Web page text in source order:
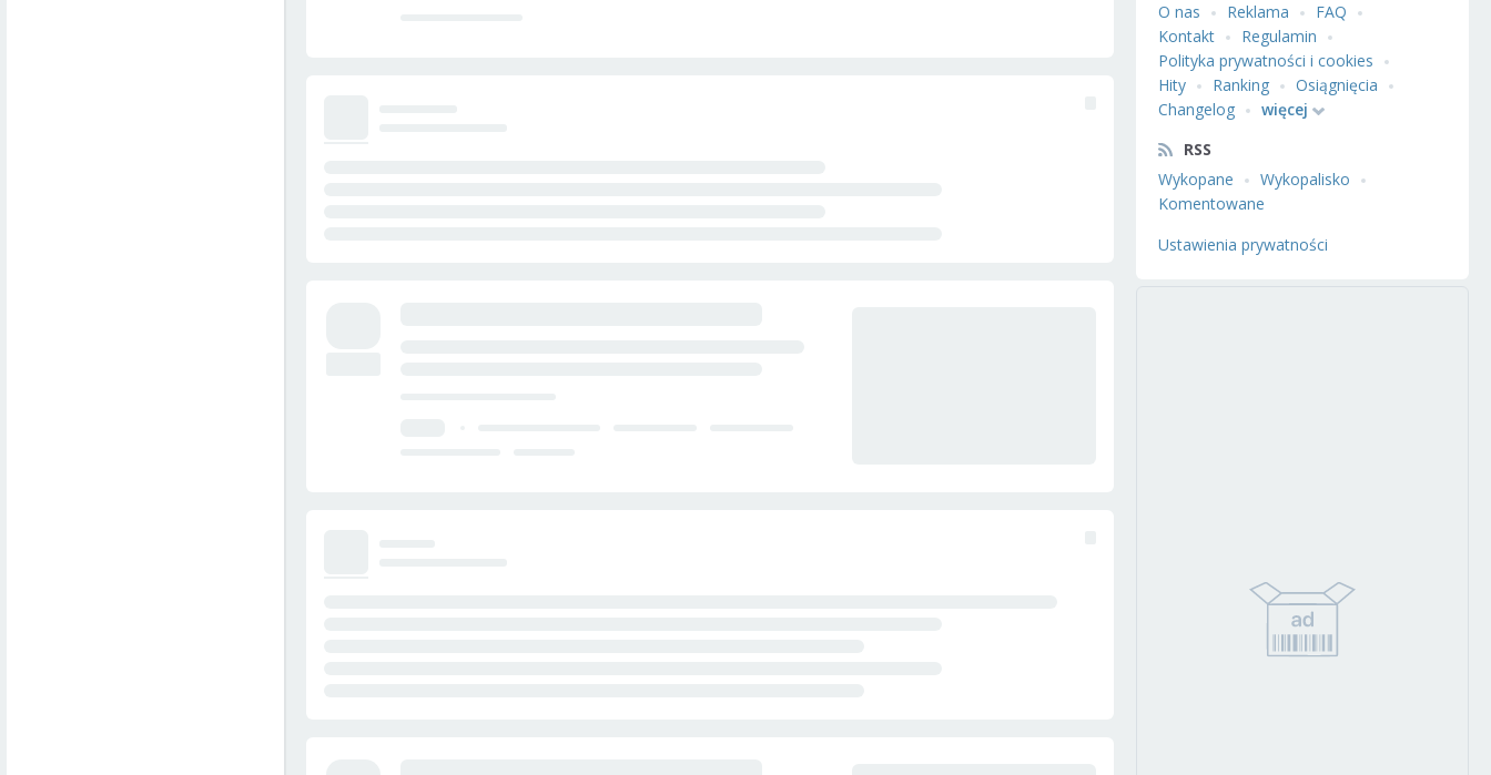
O nas
Reklama
FAQ
Kontakt
Regulamin
Polityka prywatności i cookies
Hity
Ranking
Osiągnięcia
Changelog
więcej
RSS
Wykopane
Wykopalisko
Komentowane
Ustawienia prywatności